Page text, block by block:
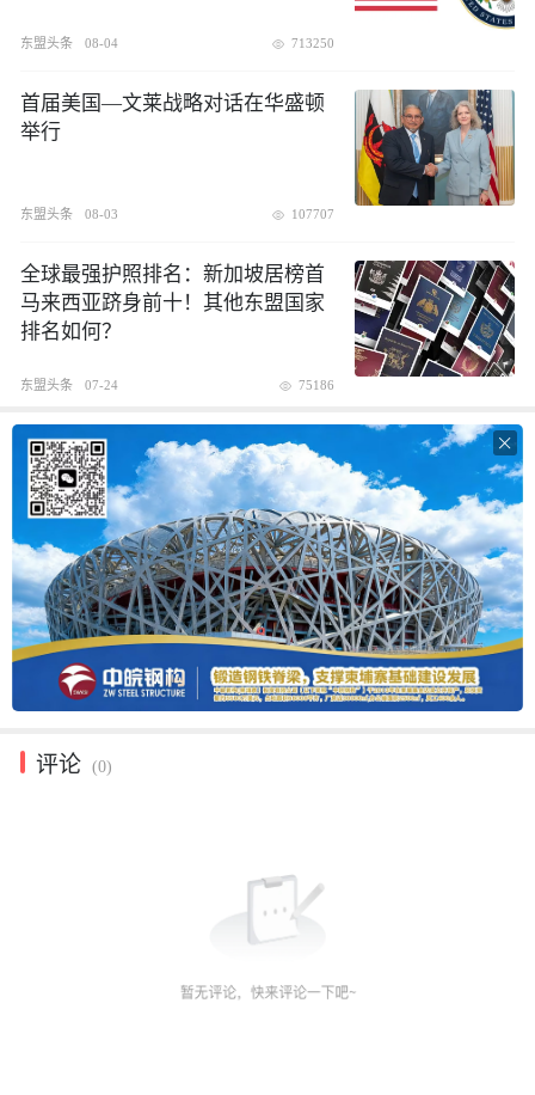
东盟头条 08-04 713250
首届美国—文莱战略对话在华盛顿
举行
东盟头条 08-03 107707
全球最强护照排名：新加坡居榜首
马来西亚跻身前十！其他东盟国家
排名如何？
东盟头条 07-24 75186

评论 (0)